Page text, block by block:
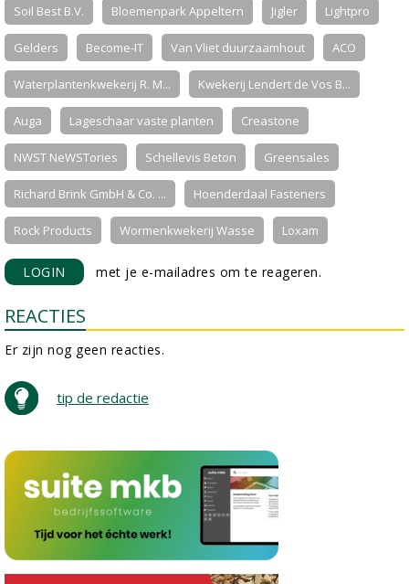
Soil Best B.V. Bloemenpark Appeltern Jigler Lightpro
Gelders Become-IT Van Vliet duurzaamhout ACO
Waterplantenkwekerij R. M... Kwekerij Lendert de Vos B...
Auga Lageschaar vaste planten Creastone
NWST NeWSTories Schellevis Beton Greensales
Richard Brink GmbH & Co. ... Hoenderdaal Fasteners
Rock Products Wormenkwekerij Wasse Loxam
LOGIN met je e-mailadres om te reageren.
REACTIES
Er zijn nog geen reacties.
tip de redactie